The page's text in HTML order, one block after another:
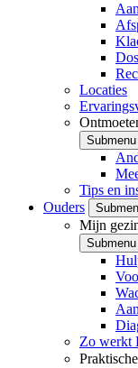
Locaties
Tips en
Ouders
Mijn
Zo werkt